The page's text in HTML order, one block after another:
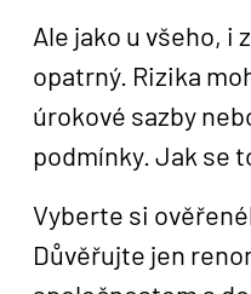
Ale jako u všeho, i
opatrný. Rizika
úrokové sazby
podmínky. Jak se
Vyberte si
Důvěřujte jen